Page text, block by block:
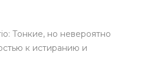
Тонкие, но невероятно
к истиранию и